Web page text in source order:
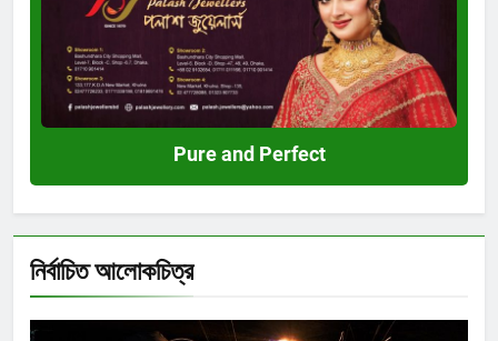
Pure and Perfect
নির্বাচিত আলোকচিত্র